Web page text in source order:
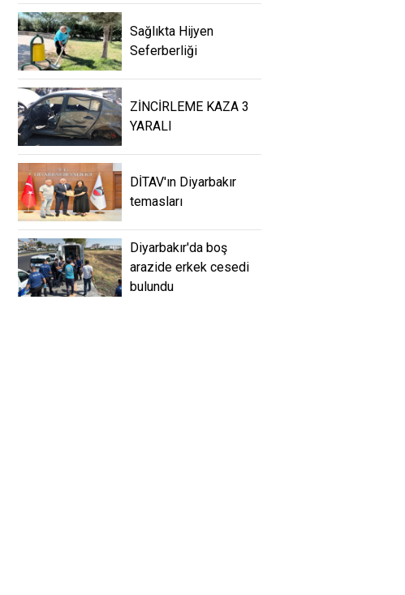
Sağlıkta Hijyen
Seferberliği
ZİNCİRLEME KAZA 3
YARALI
DİTAV'ın Diyarbakır
temasları
Diyarbakır'da boş
arazide erkek cesedi
bulundu